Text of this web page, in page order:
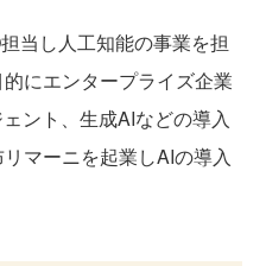
当し人工知能の事業を担
にエンタープライズ企業
ント、生成AIなどの導入
マーニを起業しAIの導入